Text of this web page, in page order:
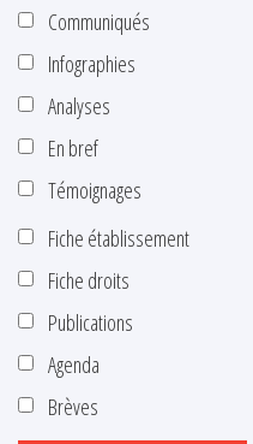
Communiqués
Infographies
Analyses
En bref
Témoignages
Fiche établissement
Fiche droits
Publications
Agenda
Brèves